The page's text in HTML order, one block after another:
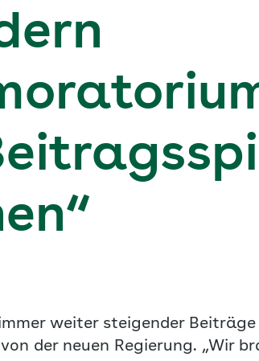
weiter steigender
der neuen Regierung. „Wir